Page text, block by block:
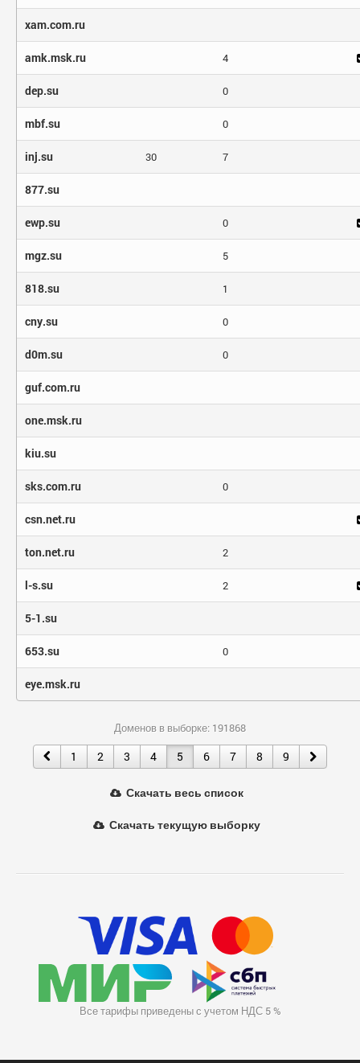
xam.com.ru
amk.msk.ru 4
dep.su 0
mbf.su 0
inj.su 30 7
877.su
ewp.su 0
mgz.su 5
818.su 1
cny.su 0
d0m.su 0
guf.com.ru
one.msk.ru
kiu.su
sks.com.ru 0
csn.net.ru
ton.net.ru 2
l-s.su 2
5-1.su
653.su 0
eye.msk.ru
Доменов в выборке: 191868
1 2 3 4 5 6 7 8 9
Скачать весь список
Скачать текущую выборку
Все тарифы приведены с учетом НДС 5 %